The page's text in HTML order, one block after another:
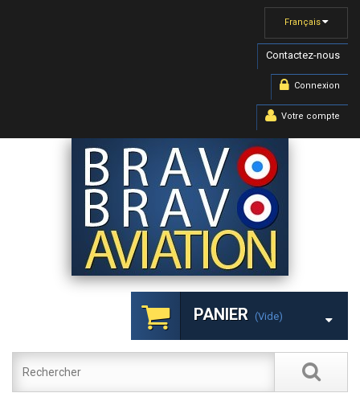
Français
Contactez-nous
Connexion
Votre compte
PANIER (vide)